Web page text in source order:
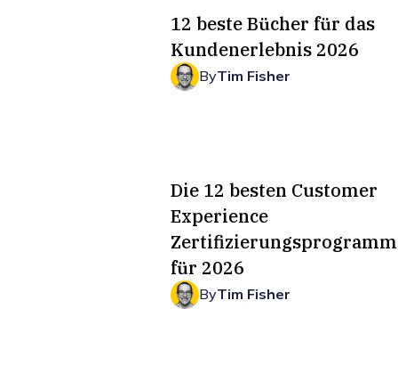
12 beste Bücher für das
Kundenerlebnis 2026
ByTim Fisher
Die 12 besten Customer
Experience
für 2026
ByTim Fisher